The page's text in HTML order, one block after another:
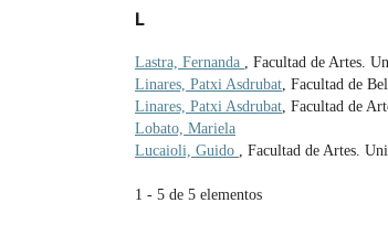
L
Lastra, Fernanda
, Facultad de Artes.
Linares, Patxi Asdrubat , Facultad de
Linares, Patxi Asdrubat , Facultad de
Lobato, Mariela
Lucaioli, Guido
, Facultad de Artes.
1 - 5 de 5 elementos